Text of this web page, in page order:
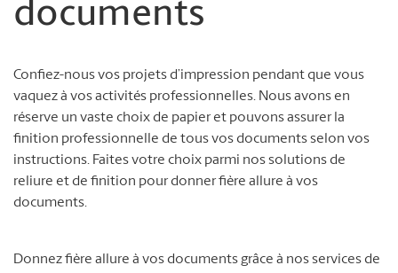
documents
Confiez-nous vos projets d’impression pendant que vous
vaquez à vos activités professionnelles. Nous avons en
réserve un vaste choix de papier et pouvons assurer la
finition professionnelle de tous vos documents selon vos
instructions. Faites votre choix parmi nos solutions de
reliure et de finition pour donner fière allure à vos
documents.
Donnez fière allure à vos documents grâce à nos services de